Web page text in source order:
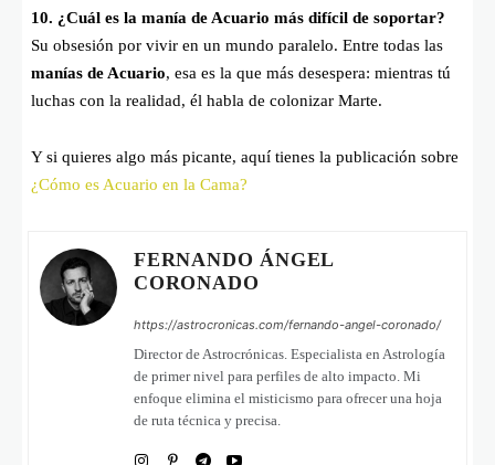
10. ¿Cuál es la manía de Acuario más difícil de soportar?
Su obsesión por vivir en un mundo paralelo. Entre todas las
manías de Acuario, esa es la que más desespera: mientras tú
luchas con la realidad, él habla de colonizar Marte.
Y si quieres algo más picante, aquí tienes la publicación sobre
¿Cómo es Acuario en la Cama?
FERNANDO ÁNGEL
CORONADO
https://astrocronicas.com/fernando-angel-coronado/
Director de Astrocrónicas. Especialista en Astrología
de primer nivel para perfiles de alto impacto. Mi
enfoque elimina el misticismo para ofrecer una hoja
de ruta técnica y precisa.